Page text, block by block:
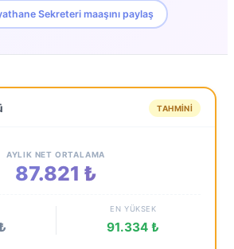
Sekreteri maaşını paylaş
TAHMINI
AYLIK NET ORTALAMA
87.821 ₺
EN YÜKSEK
91.334 ₺